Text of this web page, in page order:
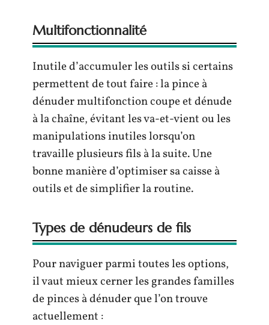
Multifonctionnalité
Inutile d’accumuler les outils si certains
permettent de tout faire : la pince à
dénuder multifonction coupe et dénude
à la chaîne, évitant les va-et-vient ou les
manipulations inutiles lorsqu’on
travaille plusieurs fils à la suite. Une
bonne manière d’optimiser sa caisse à
outils et de simplifier la routine.
Types de dénudeurs de fils
Pour naviguer parmi toutes les options,
il vaut mieux cerner les grandes familles
de pinces à dénuder que l’on trouve
actuellement :